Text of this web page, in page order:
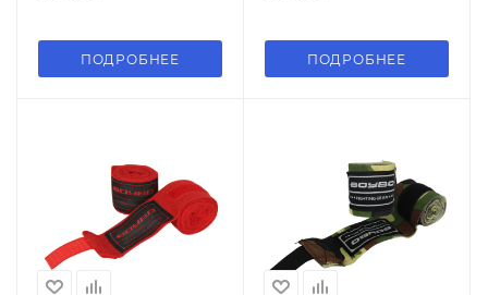
ПОДРОБНЕЕ ПОДРОБНЕЕ